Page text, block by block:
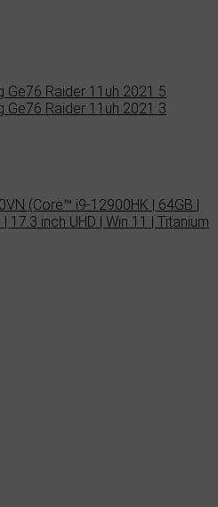
(Core™ i9-12900HK | 64GB |
17.3 inch UHD | Win 11 | Titanium